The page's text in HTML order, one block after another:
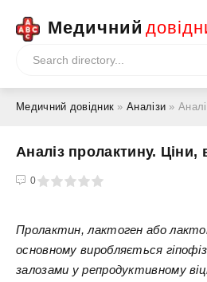
Медичний
Медичний довідник »Аналізи » Аналіз
Аналіз пролактину. Ціни,
0
5
Пролактин, лактоген або
основному виробляється
залозами у репродуктивному